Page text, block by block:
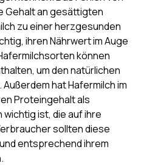
Gehalt an gesättigten
zu einer herzgesunden
ihren Nährwert im Auge
können
um den natürlichen
hat Hafermilch im
Proteingehalt als
wichtig ist, die auf ihre
sollten diese
entsprechend ihrem